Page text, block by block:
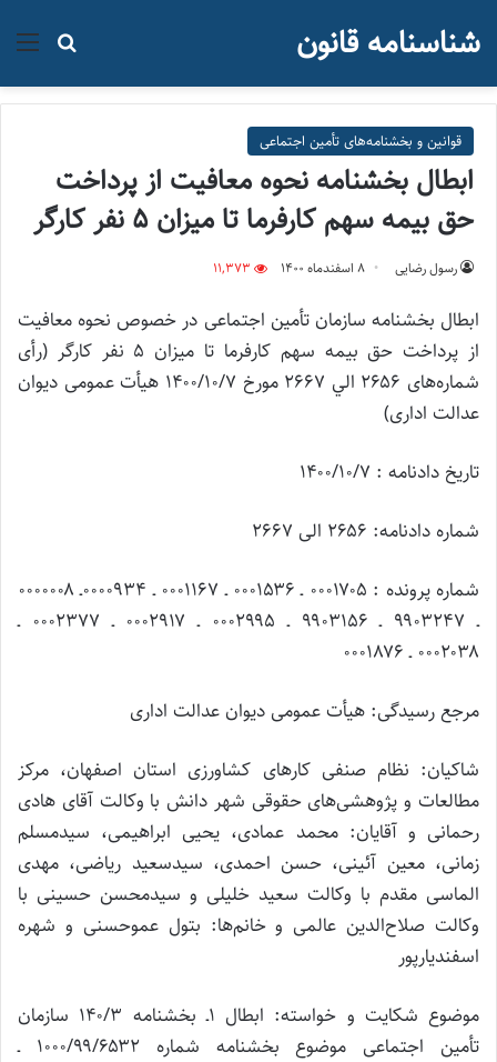
جستجو شناسنامه قانون
قوانین و بخشنامه‌های تأمین اجتماعی
ابطال بخشنامه نحوه معافیت از پرداخت
حق بیمه سهم کارفرما تا میزان ۵ نفر کارگر
رسول رضایی ۸ اسفند‌ماه ۱۴۰۰ 11,373
ابطال بخشنامه سازمان تأمین اجتماعی در خصوص نحوه معافیت
از پرداخت حق بیمه سهم کارفرما تا میزان ۵ نفر کارگر (رأی
شماره‌های ۲۶۵۶ الي ۲۶۶۷ مورخ ۱۴۰۰/۱۰/۷ هيأت عمومی ديوان
عدالت اداری)
تاریخ دادنامه : ۱۴۰۰/۱۰/۷
شماره دادنامه: ۲۶۵۶ الی ۲۶۶۷
شماره پرونده : ۰۰۰۱۷۰۵ ـ ۰۰۰۱۵۳۶ ـ ۰۰۰۱۱۶۷ ـ ۰۰۰۰۹۳۴ـ ۰۰۰۰۰۰۸
ـ ۹۹۰۳۲۴۷ ـ ۹۹۰۳۱۵۶ ـ ۰۰۰۲۹۹۵ ـ ۰۰۰۲۹۱۷ ـ ۰۰۰۲۳۷۷ ـ
۰۰۰۲۰۳۸ ـ ۰۰۰۱۸۷۶
مرجع رسیدگی: هیأت عمومی دیوان عدالت اداری
شاکیان: نظام صنفی کارهای کشاورزی استان اصفهان، مرکز
مطالعات و پژوهشی‌های حقوقی شهر دانش با وکالت آقای هادی
رحمانی و آقایان: محمد عمادی، یحیی ابراهیمی، سیدمسلم
زمانی، معین آئینی، حسن احمدی، سیدسعید ریاضی، مهدی
الماسی مقدم با وکالت سعید خلیلی و سیدمحسن حسینی با
وکالت صلاح‌‌الدین عالمی و خانم‌ها: بتول عموحسنی و شهره
اسفندیارپور
موضوع شکایت و خواسته: ابطال ۱ـ بخشنامه ۱۴۰/۳ سازمان
تأمین اجتماعی موضوع بخشنامه شماره ۱۰۰۰/۹۹/۶۵۳۲ ـ